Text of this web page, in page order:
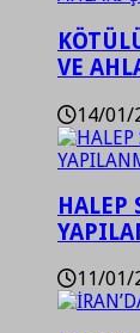
VE
14/01/
HALEP
11/01/